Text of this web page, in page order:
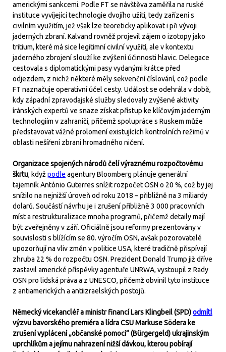
americkými sankcemi. Podle FT se návštěva zaměřila na ruské
instituce vyvíjející technologie dvojího užití, tedy zařízení s
civilním využitím, jež však lze teoreticky aplikovat i při vývoji
jaderných zbraní. Kalvand rovněž projevil zájem o izotopy jako
tritium, které má sice legitimní civilní využití, ale v kontextu
jaderného zbrojení slouží ke zvýšení účinnosti hlavic. Delegace
cestovala s diplomatickými pasy vydanými krátce před
odjezdem, z nichž některé měly sekvenční číslování, což podle
FT naznačuje operativní účel cesty. Událost se odehrála v době,
kdy západní zpravodajské služby sledovaly zvýšené aktivity
íránských expertů ve snaze získat přístup ke klíčovým jaderným
technologiím v zahraničí, přičemž spolupráce s Ruskem může
představovat vážné prolomení existujících kontrolních režimů v
oblasti nešíření zbraní hromadného ničení.
Organizace spojených národů čelí výraznému rozpočtovému
škrtu, když podle agentury Bloomberg plánuje generální
tajemník António Guterres snížit rozpočet OSN o 20 %, což by jej
snížilo na nejnižší úroveň od roku 2018 – přibližně na 3 miliardy
dolarů. Součástí návrhu je i zrušení přibližně 3 000 pracovních
míst a restrukturalizace mnoha programů, přičemž detaily mají
být zveřejněny v září. Oficiálně jsou reformy prezentovány v
souvislosti s blížícím se 80. výročím OSN, avšak pozorovatelé
upozorňují na vliv změn v politice USA, které tradičně přispívají
zhruba 22 % do rozpočtu OSN. Prezident Donald Trump již dříve
zastavil americké příspěvky agentuře UNRWA, vystoupil z Rady
OSN pro lidská práva a z UNESCO, přičemž obvinil tyto instituce
z antiamerických a antiizraelských postojů.
Německý vicekancléř a ministr financí Lars Klingbeil (SPD)odmítl
výzvu bavorského premiéra a lídra CSU Markuse Södera ke
zrušení vyplácení „občanské pomoci“ (Bürgergeld) ukrajinským
uprchlíkům a jejímu nahrazení nižší dávkou, kterou pobírají